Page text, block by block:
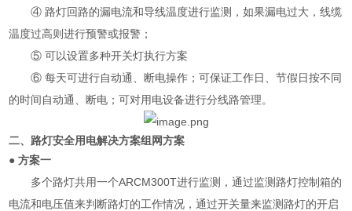
④ 路灯回路的漏电流和导线温度进行监测，如果漏电过大，线缆
温度过高则进行预警或报警；
⑤ 可以设置多种开关灯执行方案
⑥ 每天可进行自动通、断电操作；可保证工作日、节假日按不同
的时间自动通、断电；可对用电设备进行分线路管理。
二、路灯安全用电解决方案组网方案
● 方案一
多个路灯共用一个ARCM300T进行监测，通过监测路灯控制箱的
电流和电压值来判断路灯的工作情况，通过开关量来监测路灯的开启